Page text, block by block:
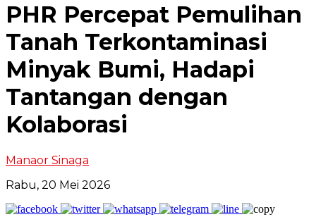
PHR Percepat Pemulihan
Tanah Terkontaminasi
Minyak Bumi, Hadapi
Tantangan dengan
Kolaborasi
Manaor Sinaga
Rabu, 20 Mei 2026